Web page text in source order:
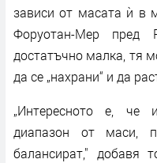
зависи от масата ѝ в
Форуотан-Мер пред
достатъчно малка, тя
да се „нахрани“ и да
„Интересното е, че
диапазон от маси,
балансират," добавя